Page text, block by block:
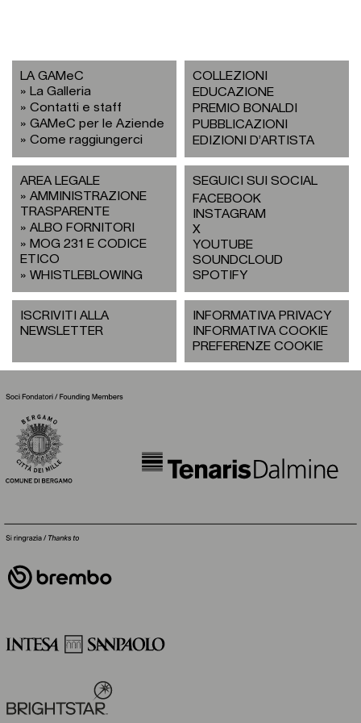
LA GAMeC
La Galleria
Contatti e staff
GAMeC per le Aziende
Come raggiungerci
COLLEZIONI
EDUCAZIONE
PREMIO BONALDI
PUBBLICAZIONI
EDIZIONI D’ARTISTA
AREA LEGALE
AMMINISTRAZIONE
TRASPARENTE
ALBO FORNITORI
MOG 231 E CODICE
ETICO
WHISTLEBLOWING
SEGUICI SUI SOCIAL
FACEBOOK
INSTAGRAM
X
YOUTUBE
SOUNDCLOUD
SPOTIFY
ISCRIVITI ALLA
NEWSLETTER
INFORMATIVA PRIVACY
INFORMATIVA COOKIE
PREFERENZE COOKIE